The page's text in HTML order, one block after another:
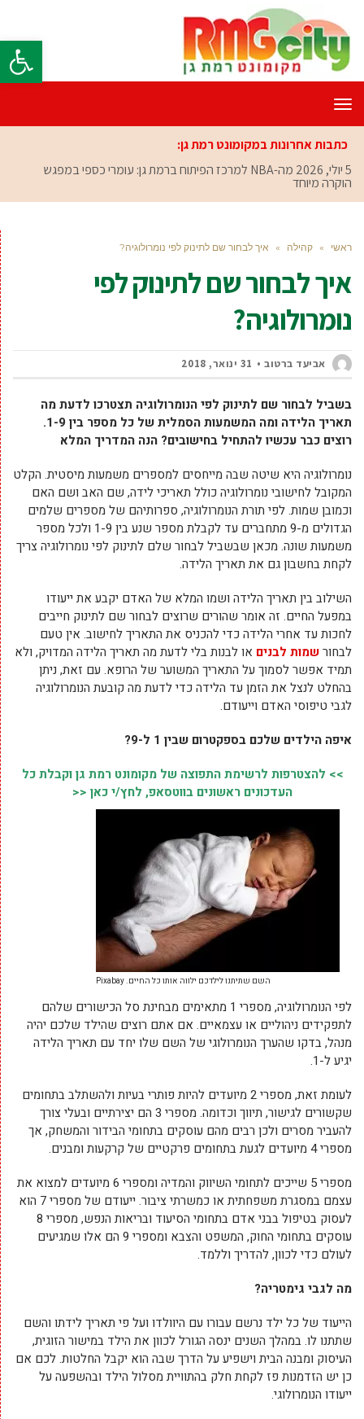
פתח
תפריט
כתבות אחרונות במקומונט רמת גן:
5 יולי, 2026
מה-NBA למרכז הפיתוח ברמת גן: עומרי כספי במפגש
הוקרה מיוחד
ראשי » קהילה » איך לבחור שם לתינוק לפי נומרולוגיה?
איך לבחור שם לתינוק לפי
נומרולוגיה?
אביעד ברטוב 31 ינואר, 2018
בשביל לבחור שם לתינוק לפי הנומרולוגיה תצטרכו לדעת מה
תאריך הלידה ומה המשמעות הסמלית של כל מספר בין 1-9.
רוצים כבר עכשיו להתחיל בחישובים? הנה המדריך המלא
נומרולוגיה היא שיטה שבה מייחסים למספרים משמעות מיסטית. הקלט
המקובל לחישובי נומרולוגיה כולל תאריכי לידה, שם האב ושם האם
וכמובן שמות. לפי תורת הנומרולוגיה, ספרותיהם של מספרים שלמים
הגדולים מ-9 מתחברים עד לקבלת מספר שנע בין 1-9 ולכל מספר
משמעות שונה. מכאן שבשביל לבחור שלם לתינוק לפי נומרולוגיה צריך
לקחת בחשבון גם את תאריך הלידה.
השילוב בין תאריך הלידה ושמו המלא של האדם יקבע את ייעודו
במפעל החיים. זה אומר שהורים שרוצים לבחור שם לתינוק חייבים
לחכות עד אחרי הלידה כדי להכניס את התאריך לחישוב. אין טעם
לבחורשמות לבנים או לבנות בלי לדעת מה תאריך הלידה המדויק, ולא
תמיד אפשר לסמוך על התאריך המשוער של הרופא. עם זאת, ניתן
בהחלט לנצל את הזמן עד הלידה כדי לדעת מה קובעת הנומרולוגיה
לגבי טיפוסי האדם וייעודם.
איפה הילדים שלכם בספקטרום שבין 1 ל-9?
>> להצטרפות לרשימת התפוצה של מקומונט רמת גן וקבלת כל
העדכונים ראשונים בווטסאפ, לחץ/י כאן <<
השם שתיתנו לילדכם ילווה אותו כל החיים. Pixabay
לפי הנומרולוגיה, מספרי 1 מתאימים מבחינת סל הכישורים שלהם
לתפקידים ניהוליים או עצמאיים. אם אתם רוצים שהילד שלכם יהיה
מנהל, בדקו שהערך הנומרולוגי של השם שלו יחד עם תאריך הלידה
יגיע ל-1.
לעומת זאת, מספרי 2 מיועדים להיות פותרי בעיות ולהשתלב בתחומים
שקשורים לגישור, תיווך וכדומה. מספרי 3 הם יצירתיים ובעלי צורך
להעביר מסרים ולכן רבים מהם עוסקים בתחומי הבידור והמשחק, אך
מספרי 4 מיועדים לגעת בתחומים פרקטיים של קרקעות ומבנים.
מספרי 5 שייכים לתחומי השיווק והמדיה ומספרי 6 מיועדים למצוא את
עצמם במסגרת משפחתית או כמשרתי ציבור. ייעודם של מספרי 7 הוא
לעסוק בטיפול בבני אדם בתחומי הסיעוד ובריאות הנפש, מספרי 8
עוסקים בתחומי החוק, המשפט והצבא ומספרי 9 הם אלו שמגיעים
לעולם כדי לכוון, להדריך וללמד.
מה לגבי גימטריה?
הייעוד של כל ילד נרשם עבורו עם היוולדו ועל פי תאריך לידתו והשם
שתתנו לו. במהלך השנים ינסה הגורל לכוון את הילד במישור הזוגית,
העיסוק ומבנה הבית וישפיע על הדרך שבה הוא יקבל החלטות. לכם אם
כן יש הזדמנות פז לקחת חלק בהתוויית מסלול הילד ובהשפעה על
ייעודו הנומרולוגי.